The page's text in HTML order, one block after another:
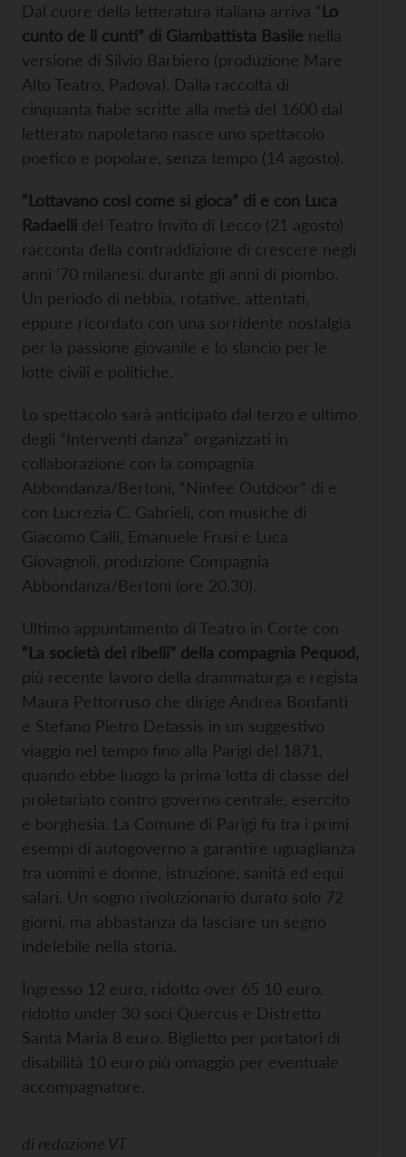
Dal cuore della letteratura italiana arriva “Lo
cunto de li cunti” di Giambattista Basile nella
versione di Silvio Barbiero (produzione Mare
Alto Teatro, Padova). Dalla raccolta di
cinquanta fiabe scritte alla metà del 1600 dal
letterato napoletano nasce uno spettacolo
poetico e popolare, senza tempo (14 agosto).
“Lottavano così come si gioca” di e con Luca
Radaelli del Teatro Invito di Lecco (21 agosto)
racconta della contraddizione di crescere negli
anni ’70 milanesi, durante gli anni di piombo.
Un periodo di nebbia, rotative, attentati,
eppure ricordato con una sorridente nostalgia
per la passione giovanile e lo slancio per le
lotte civili e politiche.
Lo spettacolo sarà anticipato dal terzo e ultimo
degli “Interventi danza” organizzati in
collaborazione con la compagnia
Abbondanza/Bertoni, “Ninfee Outdoor” di e
con Lucrezia C. Gabrieli, con musiche di
Giacomo Calli, Emanuele Frusi e Luca
Giovagnoli, produzione Compagnia
Abbondanza/Bertoni (ore 20.30).
Ultimo appuntamento di Teatro in Corte con
“La società dei ribelli” della compagnia Pequod,
più recente lavoro della drammaturga e regista
Maura Pettorruso che dirige Andrea Bonfanti
e Stefano Pietro Detassis in un suggestivo
viaggio nel tempo fino alla Parigi del 1871,
quando ebbe luogo la prima lotta di classe del
proletariato contro governo centrale, esercito
e borghesia. La Comune di Parigi fu tra i primi
esempi di autogoverno a garantire uguaglianza
tra uomini e donne, istruzione, sanità ed equi
salari. Un sogno rivoluzionario durato solo 72
giorni, ma abbastanza da lasciare un segno
indelebile nella storia.
Ingresso 12 euro, ridotto over 65 10 euro,
ridotto under 30 soci Quercus e Distretto
Santa Maria 8 euro. Biglietto per portatori di
disabilità 10 euro più omaggio per eventuale
accompagnatore.
di redazione VT